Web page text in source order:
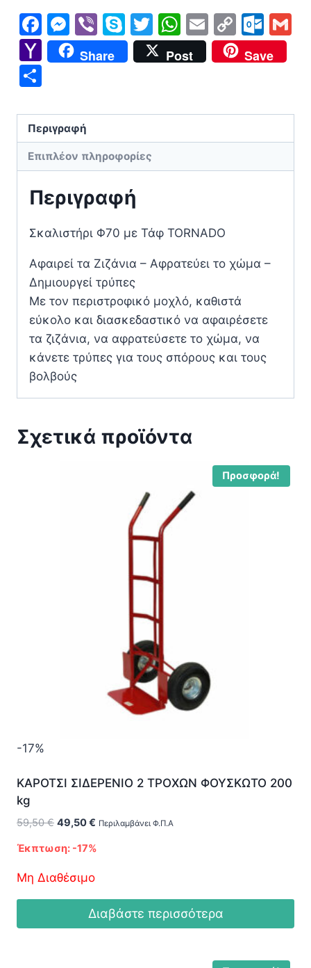
Facebook
Messenger
ViberSkype
Twitter
WhatsApp
EmailCopy
Link
Yahoo
Mail
Share Post Save
Περιγραφή
Επιπλέον πληροφορίες
Περιγραφή
Σκαλιστήρι Φ70 με Τάφ TORNADO
Αφαιρεί τα Ζιζάνια – Αφρατεύει το χώμα –
Δημιουργεί τρύπες
Με τον περιστροφικό μοχλό, καθιστά
εύκολο και διασκεδαστικό να αφαιρέσετε
τα ζιζάνια, να αφρατεύσετε το χώμα, να
κάνετε τρύπες για τους σπόρους και τους
βολβούς
Σχετικά προϊόντα
Προσφορά!
-17%
ΚΑΡΟΤΣΙ ΣΙΔΕΡΕΝΙΟ 2 ΤΡΟΧΩΝ ΦΟΥΣΚΩΤΟ 200
kg
59,50€ Original
was:
59,50 €.
49,50€ Η
τιμή
Περιλαμβάνει Φ.Π.Α
Έκπτωση: -17%
Μη Διαθέσιμο
Διαβάστε περισσότερα